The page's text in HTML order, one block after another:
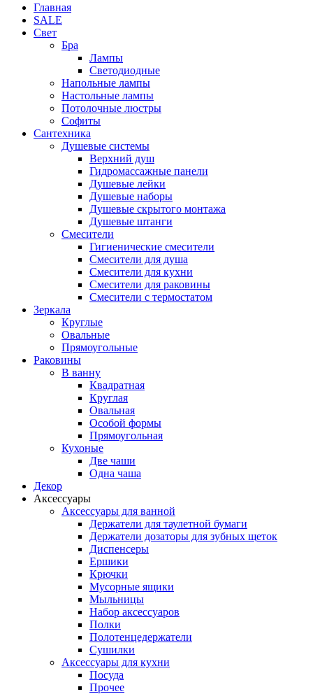
Главная
SALE
Свет
Бра
Лампы
Светодиодные
Напольные лампы
Настольные лампы
Потолочные люстры
Софиты
Сантехника
Душевые системы
Верхний душ
Гидромассажные панели
Душевые лейки
Душевые наборы
Душевые скрытого монтажа
Душевые штанги
Смесители
Гигиенические смесители
Смесители для душа
Смесители для кухни
Смесители для раковины
Смесители с термостатом
Зеркала
Круглые
Овальные
Прямоугольные
Раковины
В ванну
Квадратная
Круглая
Овальная
Особой формы
Прямоугольная
Кухоные
Две чаши
Одна чаша
Декор
Аксессуары
Аксессуары для ванной
Держатели для таулетной бумаги
Держатели дозаторы для зубных щеток
Диспенсеры
Ершики
Крючки
Мусорные ящики
Мыльницы
Набор аксессуаров
Полки
Полотенцедержатели
Сушилки
Аксессуары для кухни
Посуда
Прочее